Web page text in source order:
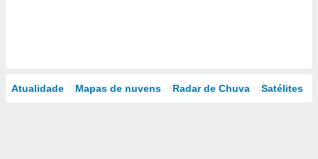
Atualidade Mapas de nuvens Radar de Chuva Satélites